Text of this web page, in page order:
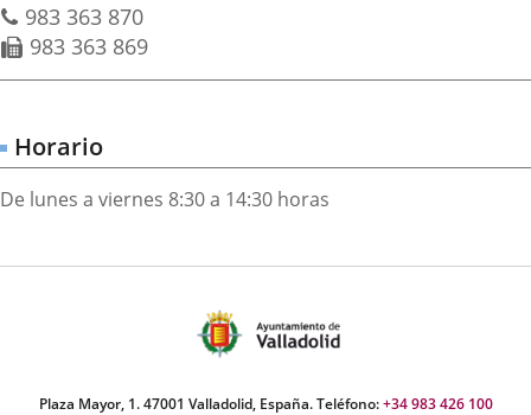
de
courrier
électronique
Téléphones
983 363 870
Fax
983 363 869
Horario
De lunes a viernes 8:30 a 14:30 horas
Plaza Mayor, 1. 47001 Valladolid, España. Teléfono:+34 983 426 100